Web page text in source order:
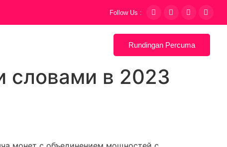
Follow Us :
Rundingan Percuma
словами в 2023